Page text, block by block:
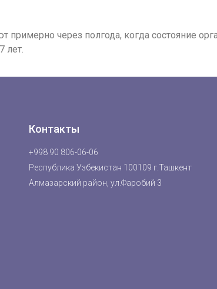
через полгода, когда состояние
лет.
Контакты
+998 90 806-06-06
Республика Узбекистан 100109 г.Ташкент
Алмазарский район, ул.Фаробий 3